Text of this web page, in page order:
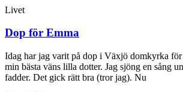
Livet
Dop för Emma
Idag har jag varit på dop i Växjö domkyrka
min bästa väns lilla dotter. Jag sjöng en sång
fadder. Det gick rätt bra (tror jag). Nu